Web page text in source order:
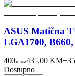
ASUS Matična
LGA1700,
400 00KM435,00 KM−35
Dostupno